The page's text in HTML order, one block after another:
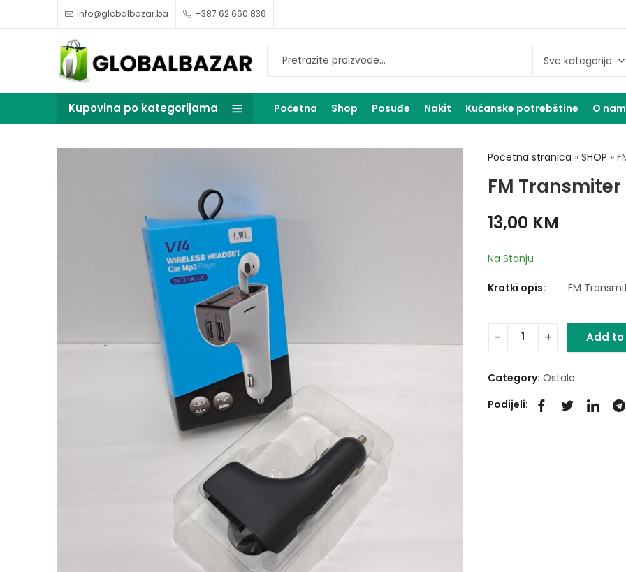
info@globalbazar.ba +387 62 660 836
Kupovina po kategorijama Početna Shop Posuđe Nakit Kućanske potrebštine O
Početna stranica » SHOP »
FM
13,00 KM
Na Stanju
Kratki opis: FM
Add
Category: Ostalo
Podijeli: